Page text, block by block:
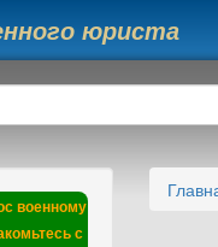
юриста
военному
с